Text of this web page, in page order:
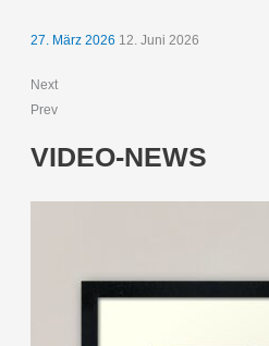
27. März 2026 12. Juni 2026
Next
Prev
VIDEO-NEWS